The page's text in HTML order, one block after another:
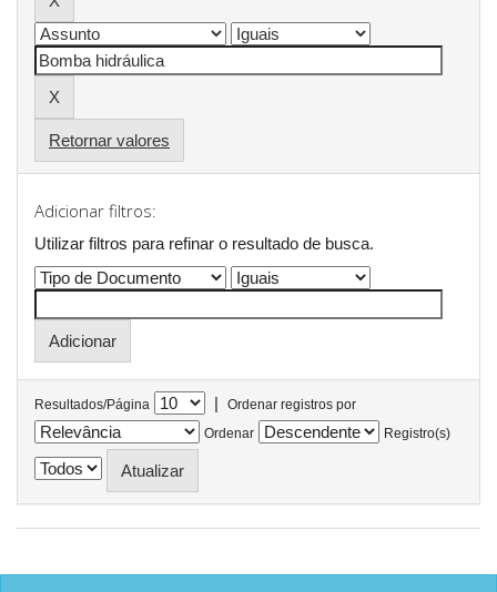
Retornar valores
Adicionar filtros:
Utilizar filtros para refinar o resultado de busca.
Resultados/Página |
Ordenar registros por
Ordenar
Registro(s)